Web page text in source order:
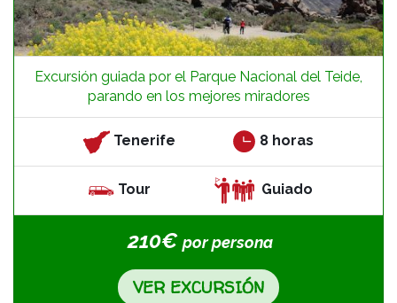
Excursión guiada por el Parque Nacional del Teide,
parando en los mejores miradores
Tenerife 8 horas
Tour Guiado
210€ porpersona
VER EXCURSIÓN